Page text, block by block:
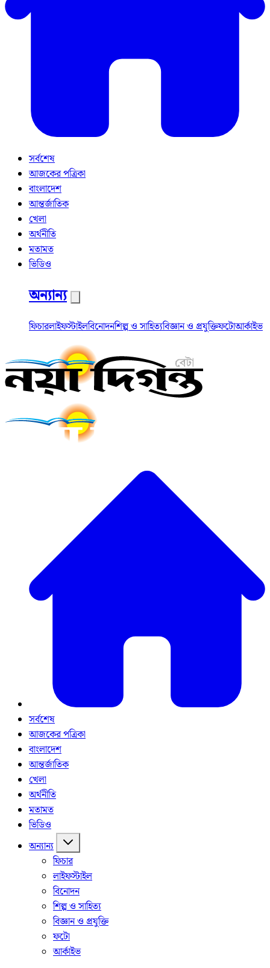
সর্বশেষ
আজকের পত্রিকা
বাংলাদেশ
আন্তর্জাতিক
খেলা
অর্থনীতি
মতামত
ভিডিও
অন্যান্য
ফিচারলাইফস্টাইলবিনোদনশিল্প ও সাহিত্যবিজ্ঞান ও প্রযুক্তিফটোআর্কাইভ
সর্বশেষ
আজকের পত্রিকা
বাংলাদেশ
আন্তর্জাতিক
খেলা
অর্থনীতি
মতামত
ভিডিও
অন্যান্য
ফিচার
লাইফস্টাইল
বিনোদন
শিল্প ও সাহিত্য
বিজ্ঞান ও প্রযুক্তি
ফটো
আর্কাইভ